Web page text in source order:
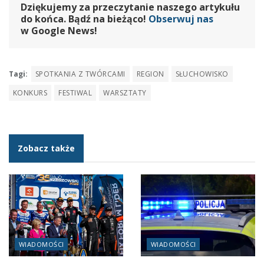
Dziękujemy za przeczytanie naszego artykułu
do końca. Bądź na bieżąco! Obserwuj nas
w Google News!
Tagi: SPOTKANIA Z TWÓRCAMI REGION
SŁUCHOWISKO
KONKURS
FESTIWAL WARSZTATY
Zobacz także
WIADOMOŚCI WIADOMOŚCI